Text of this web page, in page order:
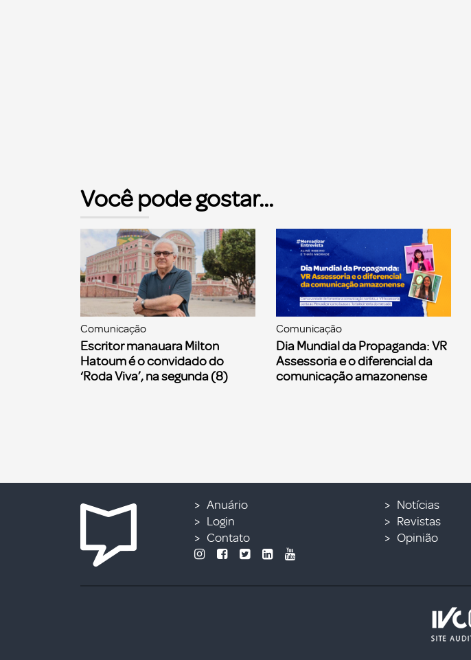
Você pode gostar...
Comunicação
Escritor manauara Milton
Hatoum é o convidado do
‘Roda Viva’, na segunda (8)
Comunicação
Dia Mundial da Propaganda: VR
Assessoria e o diferencial da
comunicação amazonense
Anuário
Login
Contato
Notícias
Revistas
Opinião